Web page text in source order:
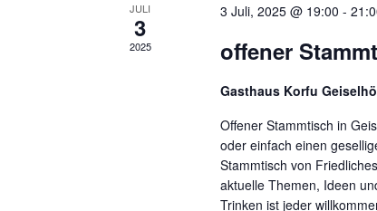
JULI
3
2025
3 Juli, 2025 @ 19:00 -
offener
Gasthaus Korfu
Offener Stammtisch in
oder einfach einen
Stammtisch von
aktuelle Themen, Ideen
Trinken ist jeder